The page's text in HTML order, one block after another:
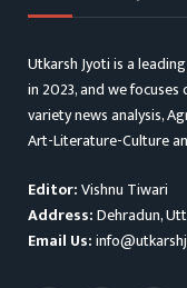
Utkarsh Jyoti is a
in 2023, and we
variety news analysis,
Art-Literature-Culture
Editor:Vishnu Tiwari
Address:Dehradun,
Email Us: